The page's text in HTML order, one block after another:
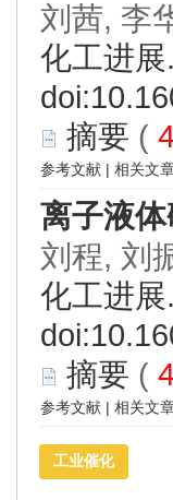
刘茜, 李
化工进
doi:
摘要 (
参考文献 | 相关文
离子液
刘程, 刘
化工进
doi:
摘要 (
参考文献 | 相关文
工业催化